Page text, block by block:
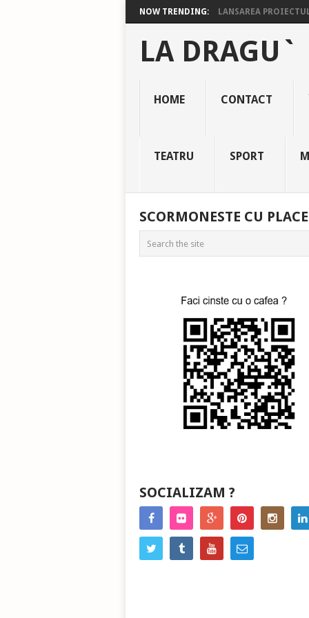
NOW TRENDING: LANSAREA
LA DRAGU`
HOME CONTACT
TEATRU SPORT
SCORMONESTE CU
SOCIALIZAM ?